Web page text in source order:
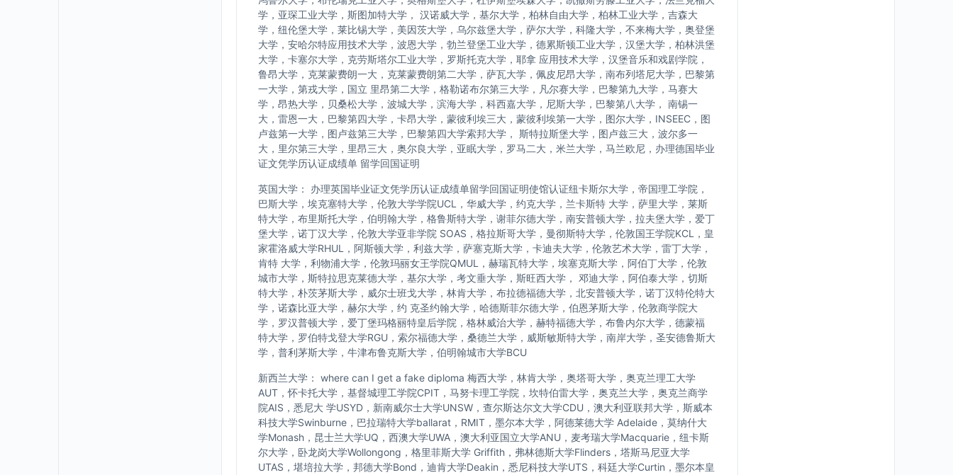
学，亚琛工业大学，斯图加特大学， 汉诺威大学，基尔大学，柏林自由大学，柏林工业大学，吉森大
学，纽伦堡大学，莱比锡大学，美因茨大学，乌尔兹堡大学，萨尔大学，科隆大学，不来梅大学，奥登堡
大学，安哈尔特应用技术大学，波恩大学，勃兰登堡工业大学，德累斯顿工业大学，汉堡大学，柏林洪堡
大学，卡塞尔大学，克劳斯塔尔工业大学，罗斯托克大学，耶拿 应用技术大学，汉堡音乐和戏剧学院，
鲁昂大学，克莱蒙费朗一大，克莱蒙费朗第二大学，萨瓦大学，佩皮尼昂大学，南布列塔尼大学，巴黎第
一大学，第戎大学，国立 里昂第二大学，格勒诺布尔第三大学，凡尔赛大学，巴黎第九大学，马赛大
学，昂热大学，贝桑松大学，波城大学，滨海大学，科西嘉大学，尼斯大学，巴黎第八大学， 南锡一
大，雷恩一大，巴黎第四大学，卡昂大学，蒙彼利埃三大，蒙彼利埃第一大学，图尔大学，INSEEC，图
卢兹第一大学，图卢兹第三大学，巴黎第四大学索邦大学， 斯特拉斯堡大学，图卢兹三大，波尔多一
大，里尔第三大学，里昂三大，奥尔良大学，亚眠大学，罗马二大，米兰大学，马兰欧尼，办理德国毕业
证文凭学历认证成绩单 留学回国证明
英国大学： 办理英国毕业证文凭学历认证成绩单留学回国证明使馆认证纽卡斯尔大学，帝国理工学院，
巴斯大学，埃克塞特大学，伦敦大学学院UCL，华威大学，约克大学，兰卡斯特 大学，萨里大学，莱斯
特大学，布里斯托大学，伯明翰大学，格鲁斯特大学，谢菲尔德大学，南安普顿大学，拉夫堡大学，爱丁
堡大学，诺丁汉大学，伦敦大学亚非学院 SOAS，格拉斯哥大学，曼彻斯特大学，伦敦国王学院KCL，皇
家霍洛威大学RHUL，阿斯顿大学，利兹大学，萨塞克斯大学，卡迪夫大学，伦敦艺术大学，雷丁大学，
肯特 大学，利物浦大学，伦敦玛丽女王学院QMUL，赫瑞瓦特大学，埃塞克斯大学，阿伯丁大学，伦敦
城市大学，斯特拉思克莱德大学，基尔大学，考文垂大学，斯旺西大学， 邓迪大学，阿伯泰大学，切斯
特大学，朴茨茅斯大学，威尔士班戈大学，林肯大学，布拉德福德大学，北安普顿大学，诺丁汉特伦特大
学，诺森比亚大学，赫尔大学，约 克圣约翰大学，哈德斯菲尔德大学，伯恩茅斯大学，伦敦商学院大
学，罗汉普顿大学，爱丁堡玛格丽特皇后学院，格林威治大学，赫特福德大学，布鲁内尔大学，德蒙福
特大学，罗伯特戈登大学RGU，索尔福德大学，桑德兰大学，威斯敏斯特大学，南岸大学，圣安德鲁斯大
学，普利茅斯大学，牛津布鲁克斯大学，伯明翰城市大学BCU
新西兰大学： where can I get a fake diploma 梅西大学，林肯大学，奥塔哥大学，奥克兰理工大学
AUT，怀卡托大学，基督城理工学院CPIT，马努卡理工学院，坎特伯雷大学，奥克兰大学，奥克兰商学
院AIS，悉尼大 学USYD，新南威尔士大学UNSW，查尔斯达尔文大学CDU，澳大利亚联邦大学，斯威本
科技大学Swinburne，巴拉瑞特大学ballarat，RMIT，墨尔本大学，阿德莱德大学 Adelaide，莫纳什大
学Monash，昆士兰大学UQ，西澳大学UWA，澳大利亚国立大学ANU，麦考瑞大学Macquarie，纽卡斯
尔大学，卧龙岗大学Wollongong，格里菲斯大学 Griffith，弗林德斯大学Flinders，塔斯马尼亚大学
UTAS，堪培拉大学，邦德大学Bond，迪肯大学Deakin，悉尼科技大学UTS，科廷大学Curtin，墨尔本皇